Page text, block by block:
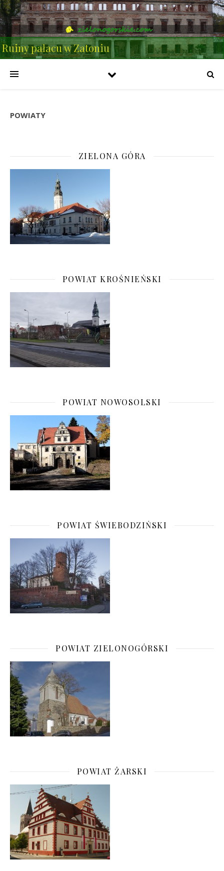
Ruiny pałacu w Zatoniu
POWIATY
ZIELONA GÓRA
POWIAT KROŚNIEŃSKI
POWIAT NOWOSOLSKI
POWIAT ŚWIEBODZIŃSKI
POWIAT ZIELONOGÓRSKI
POWIAT ŻARSKI